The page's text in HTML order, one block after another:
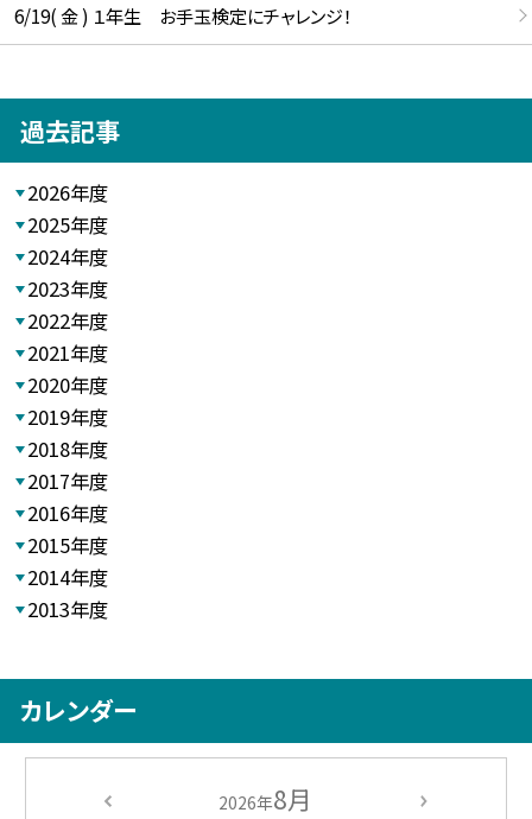
6/19( 金 ) １年生 お手玉検定にチャレンジ！
過去記事
2026年度
2025年度
2024年度
2023年度
2022年度
2021年度
2020年度
2019年度
2018年度
2017年度
2016年度
2015年度
2014年度
2013年度
カレンダー
2026年8月